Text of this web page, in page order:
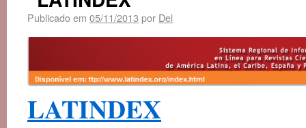
Publicado em 05/11/2013 por Del
LATINDEX